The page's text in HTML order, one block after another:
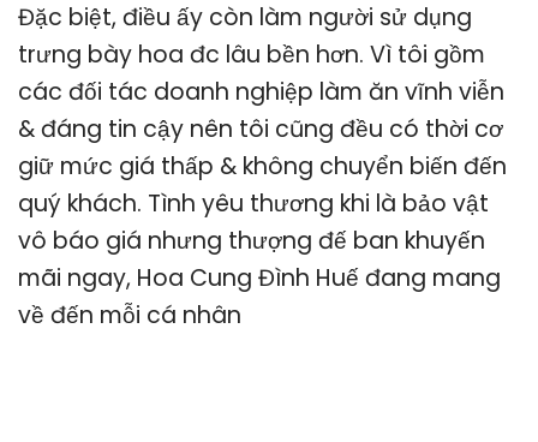
Đặc biệt, điều ấy còn làm người sử dụng
trưng bày hoa đc lâu bền hơn. Vì tôi gồm
các đối tác doanh nghiệp làm ăn vĩnh viễn
& đáng tin cậy nên tôi cũng đều có thời cơ
giữ mức giá thấp & không chuyển biến đến
quý khách. Tình yêu thương khi là bảo vật
vô báo giá nhưng thượng đế ban khuyến
mãi ngay, Hoa Cung Đình Huế đang mang
về đến mỗi cá nhân